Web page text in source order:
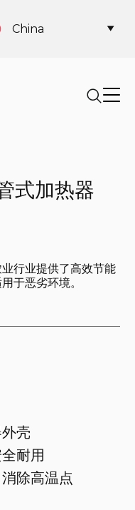
China
式加热器
行业提供了高效节能
于恶劣环境。
壳
耐用
除高温点